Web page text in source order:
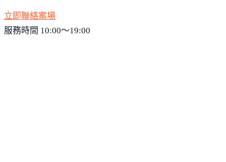
立即聯絡案場
服務時間 10:00～19:00